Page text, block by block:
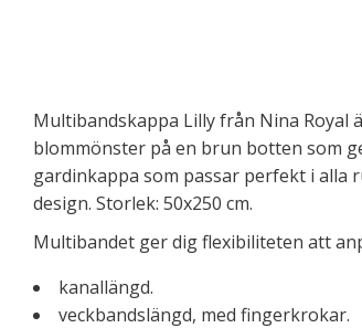
Multibandskappa Lilly från Nina Royal
blommönster på en brun botten som
gardinkappa som passar perfekt i alla
design. Storlek: 50x250 cm.
Multibandet ger dig flexibiliteten att
kanallängd.
veckbandslängd, med fingerkrokar.